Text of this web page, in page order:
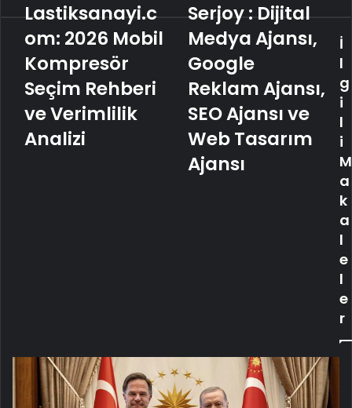
Lastiksanayi.com:
Mobil
Kompresör
Seçim
Rehberi
Verimlilik
Analizi
Lastiksanayi.c
om: 2026 Mobil
Kompresör
Seçim Rehberi
ve Verimlilik
Analizi
Serjoy
Dijital
Medya
Ajansı,
Google
Reklam
Ajansı,
SEO
Ajansı
ve
Serjoy : Dijital
Medya Ajansı,
Google
Reklam Ajansı,
SEO Ajansı ve
Web Tasarım
Ajansı
İ
l
g
i
l
i
M
a
k
a
l
e
l
e
r